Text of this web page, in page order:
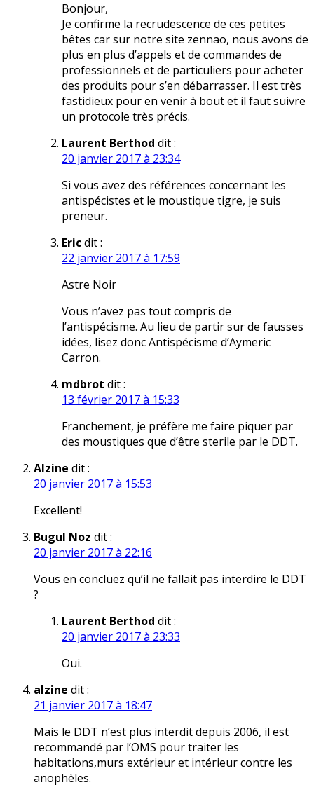
Bonjour,
Je confirme la recrudescence de ces petites
bêtes car sur notre site zennao, nous avons de
plus en plus d’appels et de commandes de
professionnels et de particuliers pour acheter
des produits pour s’en débarrasser. Il est très
fastidieux pour en venir à bout et il faut suivre
un protocole très précis.
Laurent Berthod dit :
20 janvier 2017 à 23:34
Si vous avez des références concernant les
antispécistes et le moustique tigre, je suis
preneur.
Ericdit :
22 janvier 2017 à 17:59
Astre Noir
Vous n’avez pas tout compris de
l’antispécisme. Au lieu de partir sur de fausses
idées, lisez donc Antispécisme d’Aymeric
Carron.
mdbrot dit :
13 février 2017 à 15:33
Franchement, je préfère me faire piquer par
des moustiques que d’être sterile par le DDT.
Alzine dit :
20 janvier 2017 à 15:53
Excellent!
Bugul Noz dit :
20 janvier 2017 à 22:16
Vous en concluez qu’il ne fallait pas interdire le DDT
?
Laurent Berthod dit :
20 janvier 2017 à 23:33
Oui.
alzine dit :
21 janvier 2017 à 18:47
Mais le DDT n’est plus interdit depuis 2006, il est
recommandé par l’OMS pour traiter les
habitations,murs extérieur et intérieur contre les
anophèles.